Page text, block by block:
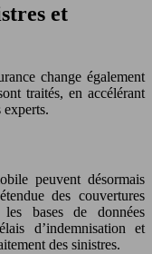
et
change également
traités, en accélérant
peuvent désormais
des couvertures
bases de données
d’indemnisation et
des sinistres.